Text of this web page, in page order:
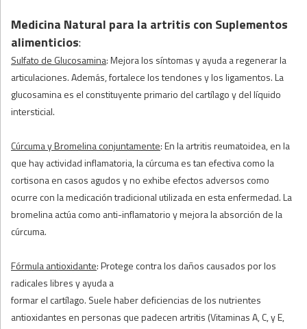
Medicina Natural para la artritis con Suplementos
alimenticios:
Sulfato de Glucosamina: Mejora los síntomas y ayuda a regenerar la
articulaciones. Además, fortalece los tendones y los ligamentos. La
glucosamina es el constituyente primario del cartílago y del líquido
intersticial.
Cúrcuma y Bromelina conjuntamente: En la artritis reumatoidea, en la
que hay actividad inflamatoria, la cúrcuma es tan efectiva como la
cortisona en casos agudos y no exhibe efectos adversos como
ocurre con la medicación tradicional utilizada en esta enfermedad. La
bromelina actúa como anti-inflamatorio y mejora la absorción de la
cúrcuma.
Fórmula antioxidante: Protege contra los daños causados por los
radicales libres y ayuda a
formar el cartílago. Suele haber deficiencias de los nutrientes
antioxidantes en personas que padecen artritis (Vitaminas A, C, y E,